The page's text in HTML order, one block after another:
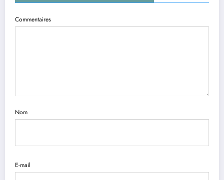
Commentaires
Nom
E-mail